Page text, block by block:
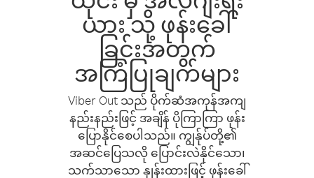
ယား သို့ ဖုန်းခေါ်
ခြင်းအတွက်
အကြံပြုချက်များ
Viber Out သည် ပိုက်ဆံအကုန်အကျ
နည်းနည်းဖြင့် အချိန် ပိုကြာကြာ ဖုန်း
ပြောနိုင်စေပါသည်။ ကျွန်ုပ်တို့၏
အဆင်ပြေသလို ပြောင်းလဲနိုင်သော၊
သက်သာသော နှုန်းထားဖြင့် ဖုန်းခေါ်